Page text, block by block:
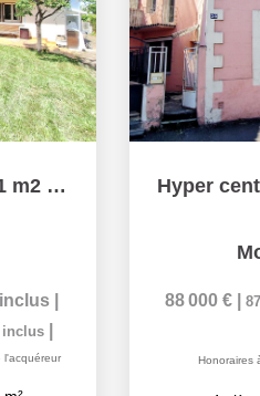
A vendre maison 141 m2 à fort potentiel et idéalement...
inclus
l'acquéreur
88 000 €
Honoraires